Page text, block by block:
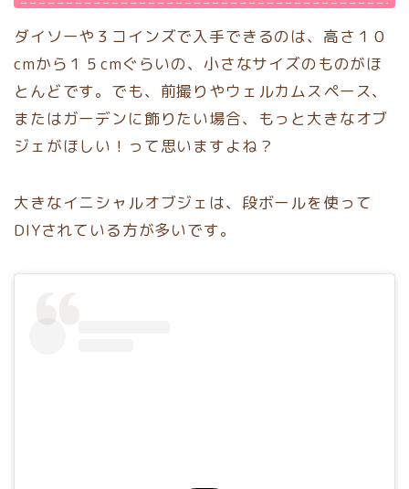
ダイソーや３コインズで入手できるのは、高さ１０
cmから１５cmぐらいの、小さなサイズのものがほ
とんどです。でも、前撮りやウェルカムスペース、
またはガーデンに飾りたい場合、もっと大きなオブ
ジェがほしい！って思いますよね？
大きなイニシャルオブジェは、段ボールを使って
DIYされている方が多いです。